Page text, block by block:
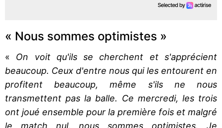
« Nous sommes optimistes »
« On voit qu'ils se cherchent et s'apprécient
beaucoup. Ceux d'entre nous qui les entourent en
profitent beaucoup, même s'ils ne nous
transmettent pas la balle. Ce mercredi, les trois
ont joué ensemble pour la première fois et malgré
le match nul, nous sommes optimistes. Je